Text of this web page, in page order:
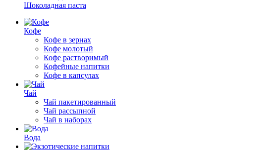
Шоколадная паста
Кофе
Кофе в зернах
Кофе молотый
Кофе растворимый
Кофейные напитки
Кофе в капсулах
Чай
Чай пакетированный
Чай рассыпной
Чай в наборах
Вода